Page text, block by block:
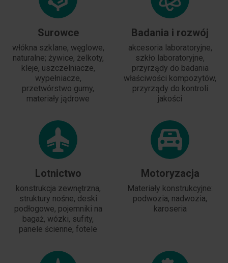
Surowce
włókna szklane, węglowe,
naturalne; żywice, żelkoty,
kleje, uszczelniacze,
wypełniacze,
przetwórstwo gumy,
materiały jądrowe
Badania i rozwój
akcesoria laboratoryjne,
szkło laboratoryjne,
przyrządy do badania
właściwości kompozytów,
przyrządy do kontroli
jakości
Lotnictwo
konstrukcja zewnętrzna,
struktury nośne, deski
podłogowe, pojemniki na
bagaż, wózki, sufity,
panele ścienne, fotele
Motoryzacja
Materiały konstrukcyjne:
podwozia, nadwozia,
karoseria